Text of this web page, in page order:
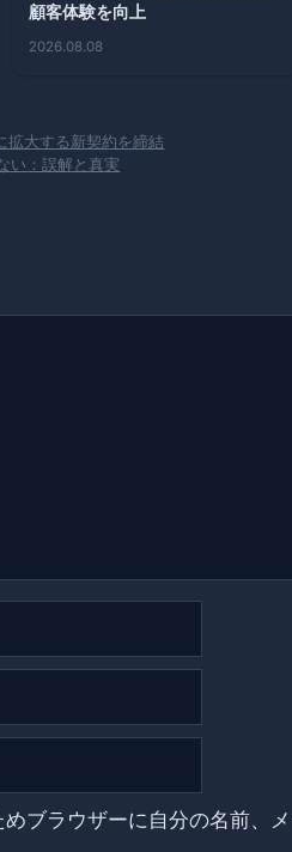
顧客体験を向上
2026.08.08
大する新契約を締結
い：誤解と真実
ブラウザーに自分の名前、